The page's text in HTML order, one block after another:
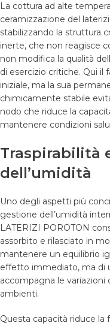
La cottura ad alte
ceramizzazione del
stabilizzando la struttura
inerte, che non reagisce
non modifica la qualità
di esercizio critiche. Qui
iniziale, ma la sua
chimicamente stabile
nodo che riduce la
mantenere condizioni
Traspirabilità
dell’umidità
Uno degli aspetti più
gestione dell’umidità
LATERIZI POROTON
assorbito e rilasciato in
mantenere un equilibrio
effetto immediato, ma di
accompagna le variazioni
ambienti.
Questa capacità riduce la